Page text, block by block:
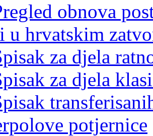
obnova
u hrvatskim
za djela
za djela
potjernice